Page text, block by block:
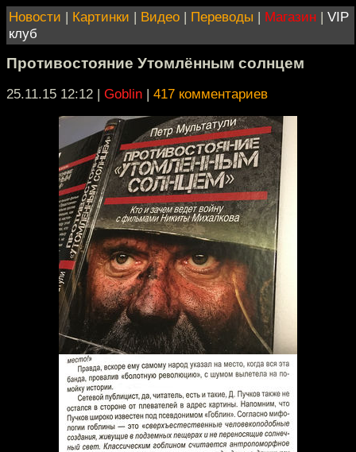
Новости | Картинки | Видео | Переводы | Магазин | VIP
клуб
Противостояние Утомлённым солнцем
25.11.15 12:12 | Goblin | 417 комментариев